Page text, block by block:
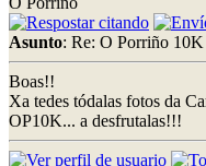
Asunto: Re: O Porriño
Boas!!
Xa tedes tódalas fotos da
OP10K... a desfrutalas!!!